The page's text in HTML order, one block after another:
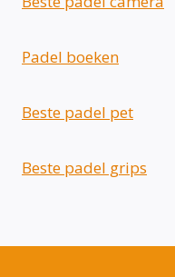
Padel boeken
Beste padel pet
Beste padel grips